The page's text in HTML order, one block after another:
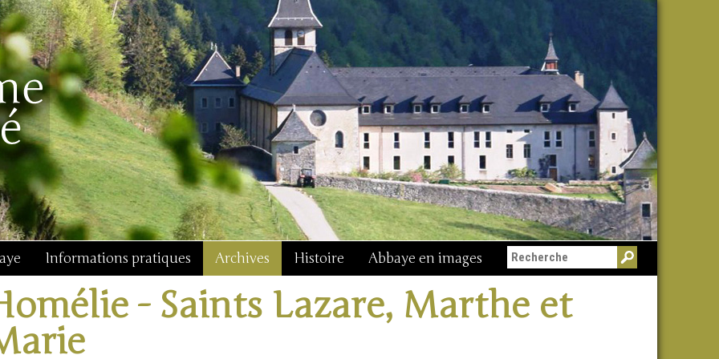
Informations pratiques Archives Histoire Abbaye en images
- Saints Lazare, Marthe et